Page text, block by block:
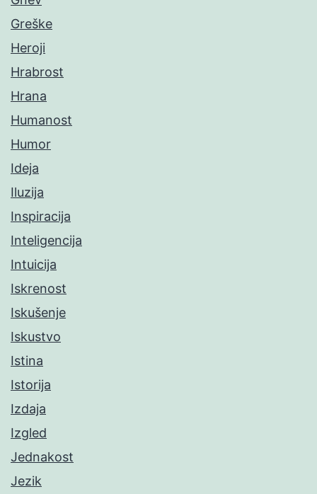
Greške
Heroji
Hrabrost
Hrana
Humanost
Humor
Ideja
Iluzija
Inspiracija
Inteligencija
Intuicija
Iskrenost
Iskušenje
Iskustvo
Istina
Istorija
Izdaja
Izgled
Jednakost
Jezik